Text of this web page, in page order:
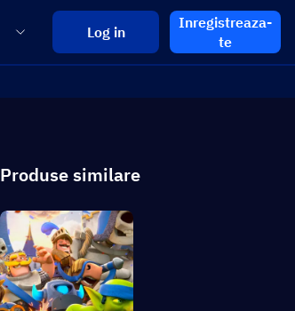
Log in
Inregistreaza-
te
Produse similare